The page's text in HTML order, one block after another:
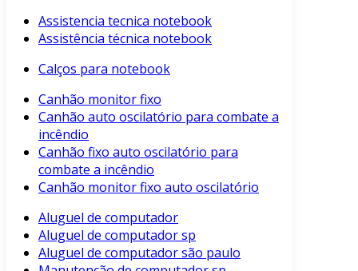
Assistencia tecnica notebook
Assistência técnica notebook
Calços para notebook
Canhão monitor fixo
Canhão auto oscilatório para combate a
incêndio
Canhão fixo auto oscilatório para
combate a incêndio
Canhão monitor fixo auto oscilatório
Aluguel de computador
Aluguel de computador sp
Aluguel de computador são paulo